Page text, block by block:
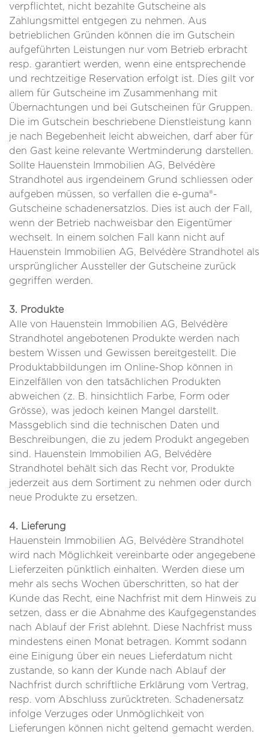
verpflichtet, nicht bezahlte Gutscheine als
Zahlungsmittel entgegen zu nehmen. Aus
betrieblichen Gründen können die im Gutschein
aufgeführten Leistungen nur vom Betrieb erbracht
resp. garantiert werden, wenn eine entsprechende
und rechtzeitige Reservation erfolgt ist. Dies gilt vor
allem für Gutscheine im Zusammenhang mit
Übernachtungen und bei Gutscheinen für Gruppen.
Die im Gutschein beschriebene Dienstleistung kann
je nach Begebenheit leicht abweichen, darf aber für
den Gast keine relevante Wertminderung darstellen.
Sollte Hauenstein Immobilien AG, Belvédère
Strandhotel aus irgendeinem Grund schliessen oder
aufgeben müssen, so verfallen die e-guma®-
Gutscheine schadenersatzlos. Dies ist auch der Fall,
wenn der Betrieb nachweisbar den Eigentümer
wechselt. In einem solchen Fall kann nicht auf
Hauenstein Immobilien AG, Belvédère Strandhotel als
ursprünglicher Aussteller der Gutscheine zurück
gegriffen werden.
3. Produkte
Alle von Hauenstein Immobilien AG, Belvédère
Strandhotel angebotenen Produkte werden nach
bestem Wissen und Gewissen bereitgestellt. Die
Produktabbildungen im Online-Shop können in
Einzelfällen von den tatsächlichen Produkten
abweichen (z. B. hinsichtlich Farbe, Form oder
Grösse), was jedoch keinen Mangel darstellt.
Massgeblich sind die technischen Daten und
Beschreibungen, die zu jedem Produkt angegeben
sind. Hauenstein Immobilien AG, Belvédère
Strandhotel behält sich das Recht vor, Produkte
jederzeit aus dem Sortiment zu nehmen oder durch
neue Produkte zu ersetzen.
4. Lieferung
Hauenstein Immobilien AG, Belvédère Strandhotel
wird nach Möglichkeit vereinbarte oder angegebene
Lieferzeiten pünktlich einhalten. Werden diese um
mehr als sechs Wochen überschritten, so hat der
Kunde das Recht, eine Nachfrist mit dem Hinweis zu
setzen, dass er die Abnahme des Kaufgegenstandes
nach Ablauf der Frist ablehnt. Diese Nachfrist muss
mindestens einen Monat betragen. Kommt sodann
eine Einigung über ein neues Lieferdatum nicht
zustande, so kann der Kunde nach Ablauf der
Nachfrist durch schriftliche Erklärung vom Vertrag,
resp. vom Abschluss zurücktreten. Schadenersatz
infolge Verzuges oder Unmöglichkeit von
Lieferungen können nicht geltend gemacht werden.